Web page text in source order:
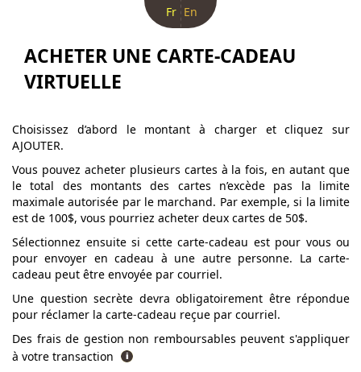
Fr En
ACHETER UNE CARTE-CADEAU
VIRTUELLE
Choisissez d’abord le montant à charger et cliquez sur
AJOUTER.
Vous pouvez acheter plusieurs cartes à la fois, en autant que
le total des montants des cartes n’excède pas la limite
maximale autorisée par le marchand. Par exemple, si la limite
est de 100$, vous pourriez acheter deux cartes de 50$.
Sélectionnez ensuite si cette carte-cadeau est pour vous ou
pour envoyer en cadeau à une autre personne. La carte-
cadeau peut être envoyée par courriel.
Une question secrète devra obligatoirement être répondue
pour réclamer la carte-cadeau reçue par courriel.
Des frais de gestion non remboursables peuvent s'appliquer
à votre transaction